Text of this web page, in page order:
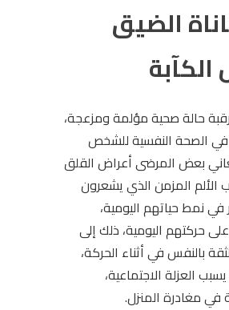
الضيق
حالة صحية مؤلمة ومزعجة،
الصحة النفسية للشخص
بعض المرضى أعراض القلق
الألم المزمن الذي يشعرون
في نمط حياتهم اليومية،
حركتهم اليومية، ذلك إلى
بالنفس في أثناء الحركة،
العزلة الاجتماعية،
في مغادرة المنزل.